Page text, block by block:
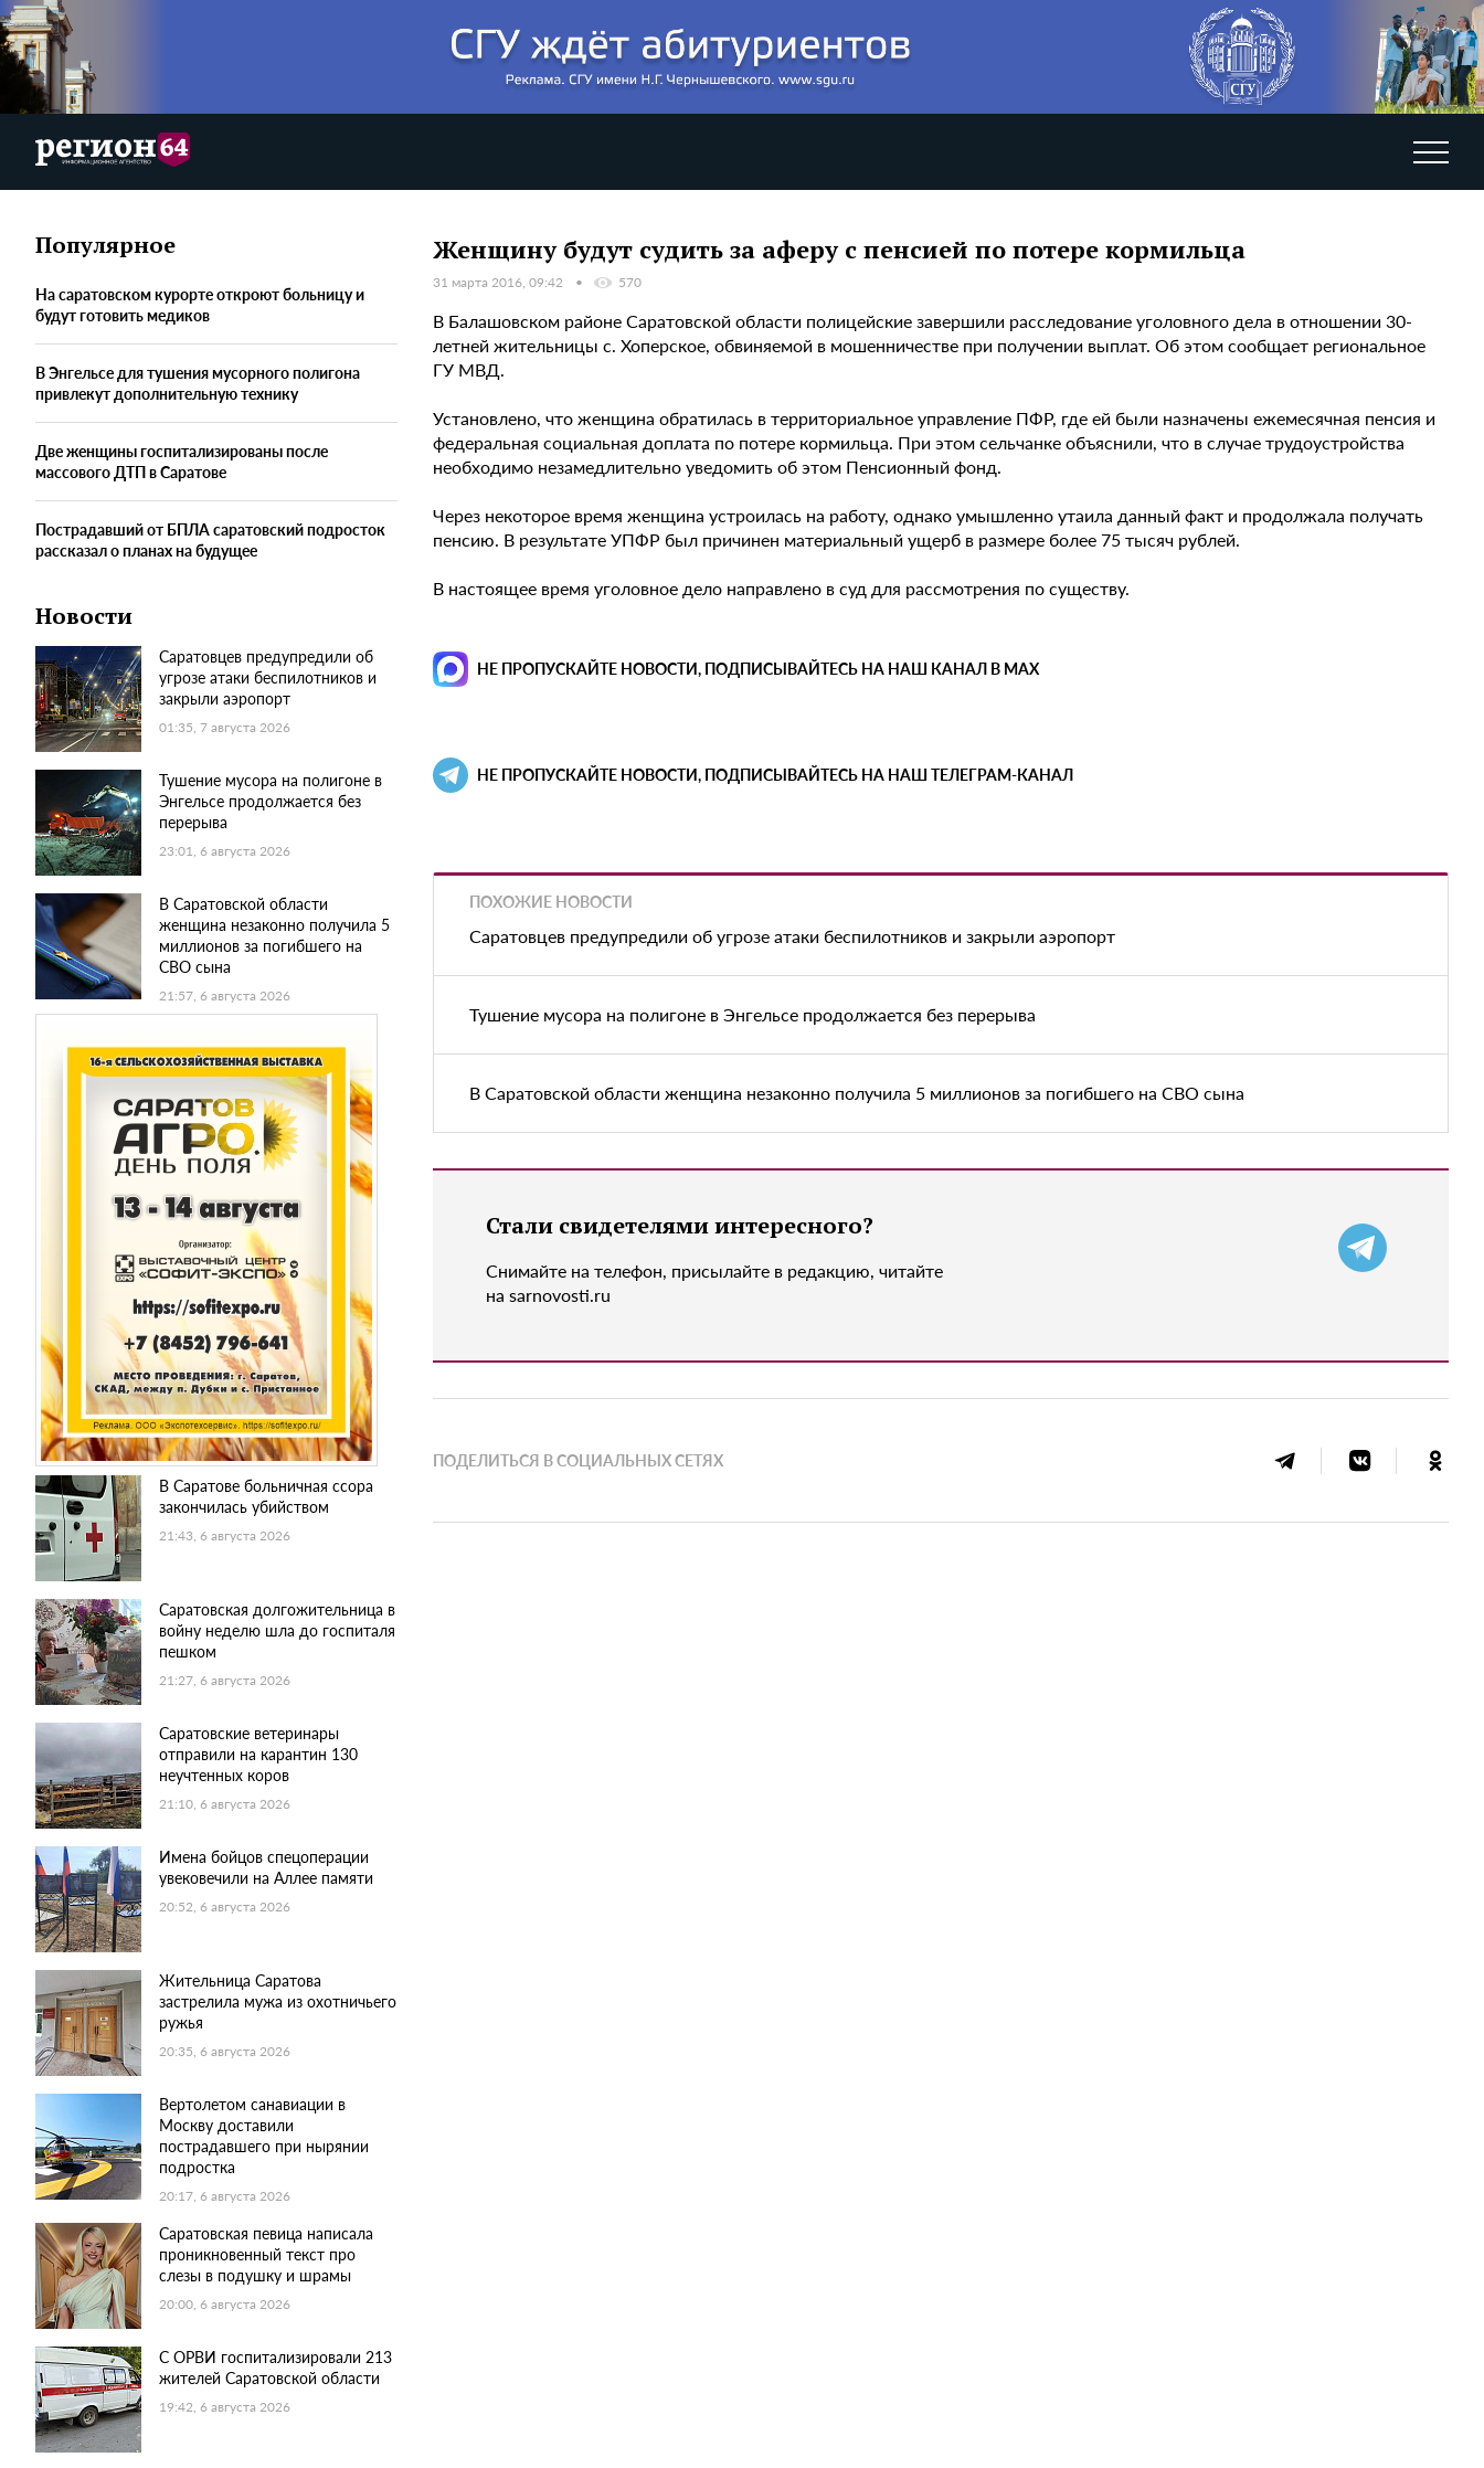
Популярное
На саратовском курорте откроют больницу и
будут готовить медиков
В Энгельсе для тушения мусорного полигона
привлекут дополнительную технику
Две женщины госпитализированы после
массового ДТП в Саратове
Пострадавший от БПЛА саратовский подросток
рассказал о планах на будущее
Новости
Саратовцев предупредили об
угрозе атаки беспилотников и
закрыли аэропорт
01:35, 7 августа 2026
Тушение мусора на полигоне в
Энгельсе продолжается без
перерыва
23:01, 6 августа 2026
В Саратовской области
женщина незаконно получила 5
миллионов за погибшего на
СВО сына
21:57, 6 августа 2026
В Саратове больничная ссора
закончилась убийством
21:43, 6 августа 2026
Саратовская долгожительница в
войну неделю шла до госпиталя
пешком
21:27, 6 августа 2026
Саратовские ветеринары
отправили на карантин 130
неучтенных коров
21:10, 6 августа 2026
Имена бойцов спецоперации
увековечили на Аллее памяти
20:52, 6 августа 2026
Жительница Саратова
застрелила мужа из охотничьего
ружья
20:35, 6 августа 2026
Вертолетом санавиации в
Москву доставили
пострадавшего при нырянии
подростка
20:17, 6 августа 2026
Саратовская певица написала
проникновенный текст про
слезы в подушку и шрамы
20:00, 6 августа 2026
С ОРВИ госпитализировали 213
жителей Саратовской области
19:42, 6 августа 2026
Женщину будут судить за аферу с пенсией по потере кормильца
31 марта 2016, 09:42 570
В Балашовском районе Саратовской области полицейские завершили расследование уголовного дела в отношении 30-
летней жительницы с. Хоперское, обвиняемой в мошенничестве при получении выплат. Об этом сообщает региональное
ГУ МВД.
Установлено, что женщина обратилась в территориальное управление ПФР, где ей были назначены ежемесячная пенсия и
федеральная социальная доплата по потере кормильца. При этом сельчанке объяснили, что в случае трудоустройства
необходимо незамедлительно уведомить об этом Пенсионный фонд.
Через некоторое время женщина устроилась на работу, однако умышленно утаила данный факт и продолжала получать
пенсию. В результате УПФР был причинен материальный ущерб в размере более 75 тысяч рублей.
В настоящее время уголовное дело направлено в суд для рассмотрения по существу.
НЕ ПРОПУСКАЙТЕ НОВОСТИ, ПОДПИСЫВАЙТЕСЬ НА НАШ КАНАЛ В MAX
НЕ ПРОПУСКАЙТЕ НОВОСТИ, ПОДПИСЫВАЙТЕСЬ НА НАШ ТЕЛЕГРАМ-КАНАЛ
ПОХОЖИЕ НОВОСТИ
Саратовцев предупредили об угрозе атаки беспилотников и закрыли аэропорт
Тушение мусора на полигоне в Энгельсе продолжается без перерыва
В Саратовской области женщина незаконно получила 5 миллионов за погибшего на СВО сына
Стали свидетелями интересного?
Снимайте на телефон, присылайте в редакцию, читайте
на sarnovosti.ru
ПОДЕЛИТЬСЯ В СОЦИАЛЬНЫХ СЕТЯХ